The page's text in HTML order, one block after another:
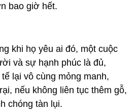
bao giờ hết.
khi họ yêu ai đó, một cuộc
và sự hạnh phúc là đủ,
lại vô cùng mỏng manh,
nếu không liên tục thêm gỗ,
chóng tàn lụi.